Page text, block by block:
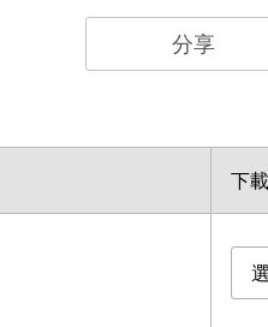
分享
下載